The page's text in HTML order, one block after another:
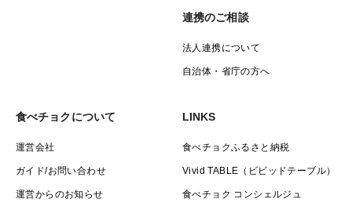
連携のご相談
法人連携について
自治体・省庁の方へ
食べチョクについて
運営会社
ガイド/お問い合わせ
運営からのお知らせ
LINKS
食べチョクふるさと納税
Vivid TABLE（ビビッドテーブル）
食べチョク コンシェルジュ